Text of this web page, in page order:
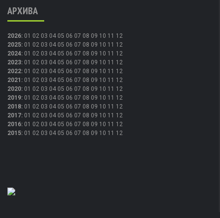
АРХИВА
2026: 01 02 03 04 05 06 07 08 09 10 11 12
2025: 01 02 03 04 05 06 07 08 09 10 11 12
2024: 01 02 03 04 05 06 07 08 09 10 11 12
2023: 01 02 03 04 05 06 07 08 09 10 11 12
2022: 01 02 03 04 05 06 07 08 09 10 11 12
2021 : 01 02 03 04 05 06 07 08 09 10 11 12
2020: 01 02 03 04 05 06 07 08 09 10 11 12
2019: 01 02 03 04 05 06 07 08 09 10 11 12
2018: 01 02 03 04 05 06 07 08 09 10 11 12
2017: 01 02 03 04 05 06 07 08 09 10 11 12
2016: 01 02 03 04 05 06 07 08 09 10 11 12
2015: 01 02 03 04 05 06 07 08 09 10 11 12